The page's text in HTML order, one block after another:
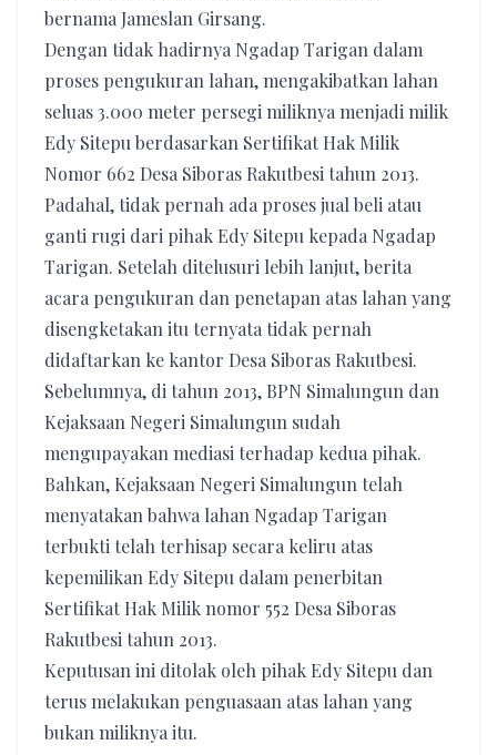
bernama Jameslan Girsang.
Dengan tidak hadirnya Ngadap Tarigan dalam
proses pengukuran lahan, mengakibatkan lahan
seluas 3.000 meter persegi miliknya menjadi milik
Edy Sitepu berdasarkan Sertifikat Hak Milik
Nomor 662 Desa Siboras Rakutbesi tahun 2013.
Padahal, tidak pernah ada proses jual beli atau
ganti rugi dari pihak Edy Sitepu kepada Ngadap
Tarigan. Setelah ditelusuri lebih lanjut, berita
acara pengukuran dan penetapan atas lahan yang
disengketakan itu ternyata tidak pernah
didaftarkan ke kantor Desa Siboras Rakutbesi.
Sebelumnya, di tahun 2013, BPN Simalungun dan
Kejaksaan Negeri Simalungun sudah
mengupayakan mediasi terhadap kedua pihak.
Bahkan, Kejaksaan Negeri Simalungun telah
menyatakan bahwa lahan Ngadap Tarigan
terbukti telah terhisap secara keliru atas
kepemilikan Edy Sitepu dalam penerbitan
Sertifikat Hak Milik nomor 552 Desa Siboras
Rakutbesi tahun 2013.
Keputusan ini ditolak oleh pihak Edy Sitepu dan
terus melakukan penguasaan atas lahan yang
bukan miliknya itu.